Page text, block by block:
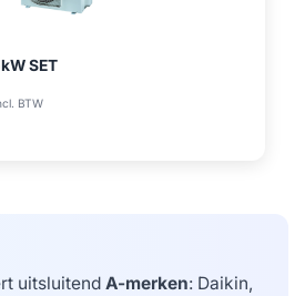
SET
BTW
uitsluitendA-merken: Daikin,